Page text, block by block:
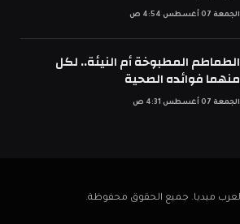
الجمعة 07 أغسطس 4:54 ص
الطماطم المطبوخة أم النيئة.. لكل
منهما فوائده الصحية
الجمعة 07 أغسطس 4:31 ص